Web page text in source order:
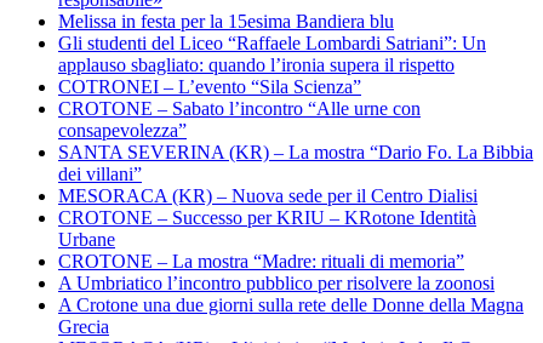
Melissa in festa per la 15esima Bandiera blu
Gli studenti del Liceo “Raffaele Lombardi Satriani”: Un
applauso sbagliato: quando l’ironia supera il rispetto
COTRONEI – L’evento “Sila Scienza”
CROTONE – Sabato l’incontro “Alle urne con
consapevolezza”
SANTA SEVERINA (KR) – La mostra “Dario Fo. La Bibbia
dei villani”
MESORACA (KR) – Nuova sede per il Centro Dialisi
CROTONE – Successo per KRIU – KRotone Identità
Urbane
CROTONE – La mostra “Madre: rituali di memoria”
A Umbriatico l’incontro pubblico per risolvere la zoonosi
A Crotone una due giorni sulla rete delle Donne della Magna
Grecia